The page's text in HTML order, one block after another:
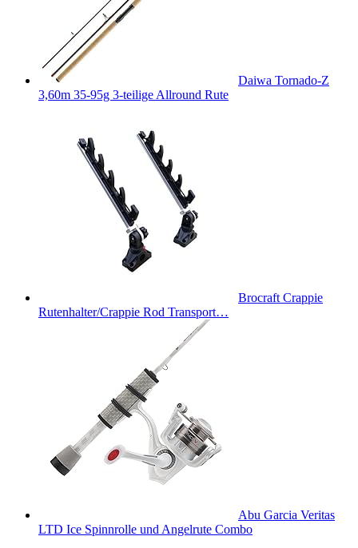
Daiwa Tornado-Z
3,60m 35-95g 3-teilige Allround Rute
Brocraft Crappie
Rutenhalter/Crappie Rod Transport…
Abu Garcia Veritas
LTD Ice Spinnrolle und Angelrute Combo